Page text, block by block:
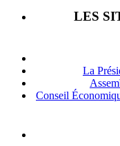
LES
La
Conseil